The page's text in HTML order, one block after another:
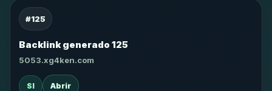
#125
Backlink generado 125
5053.xg4ken.com
SI Abrir